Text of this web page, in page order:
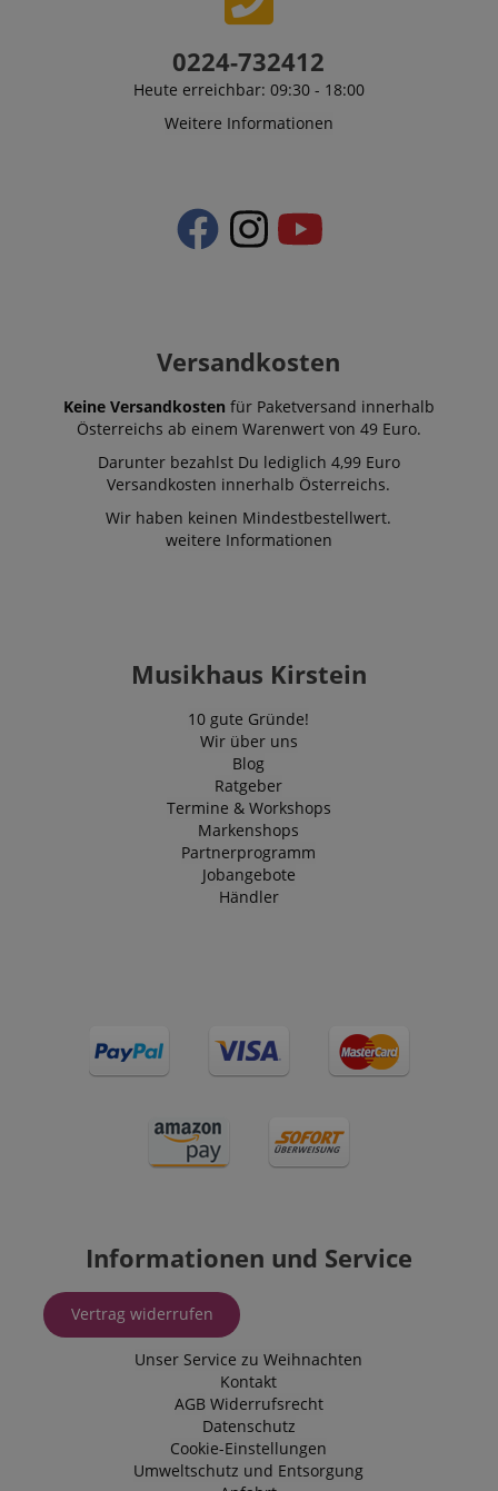
0224-732412
Heute erreichbar: 09:30 - 18:00
Weitere Informationen
Versandkosten
Keine Versandkosten für Paketversand innerhalb
Österreichs ab einem Warenwert von 49 Euro.
Darunter bezahlst Du lediglich 4,99 Euro
Versandkosten innerhalb Österreichs.
Wir haben keinen Mindestbestellwert.
weitere Informationen
Musikhaus Kirstein
10 gute Gründe!
Wir über uns
Blog
Ratgeber
Termine & Workshops
Markenshops
Partnerprogramm
Jobangebote
Händler
Informationen und Service
Vertrag widerrufen
Unser Service zu Weihnachten
Kontakt
AGB Widerrufsrecht
Datenschutz
Cookie-Einstellungen
Umweltschutz und Entsorgung